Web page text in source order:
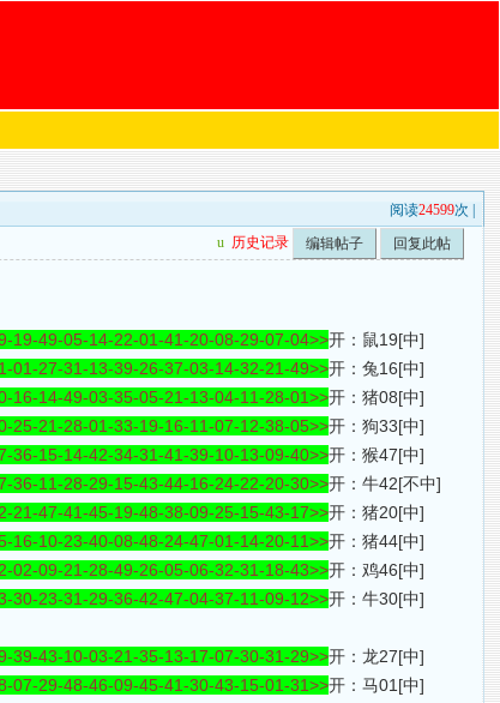
阅读24599次 |
u 历史记录 编辑帖子 回复此帖
19-49-05-14-22-01-41-20-08-29-07-04>>开：鼠19[中]
01-27-31-13-39-26-37-03-14-32-21-49>>开：兔16[中]
16-14-49-03-35-05-21-13-04-11-28-01>>开：猪08[中]
25-21-28-01-33-19-16-11-07-12-38-05>>开：狗33[中]
36-15-14-42-34-31-41-39-10-13-09-40>>开：猴47[中]
36-11-28-29-15-43-44-16-24-22-20-30>>开：牛42[不中]
21-47-41-45-19-48-38-09-25-15-43-17>>开：猪20[中]
16-10-23-40-08-48-24-47-01-14-20-11>>开：猪44[中]
02-09-21-28-49-26-05-06-32-31-18-43>>开：鸡46[中]
30-23-31-29-36-42-47-04-37-11-09-12>>开：牛30[中]
39-43-10-03-21-35-13-17-07-30-31-29>>开：龙27[中]
07-29-48-46-09-45-41-30-43-15-01-31>>开：马01[中]